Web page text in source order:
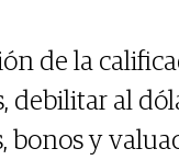
de la
debilitar al
bonos y